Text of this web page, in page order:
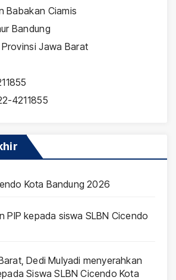
Babakan Ciamis
Bandung
Jawa Barat
4211855
Kota Bandung 2026
PIP kepada siswa SLBN Cicendo
Dedi Mulyadi menyerahkan
Siswa SLBN Cicendo Kota